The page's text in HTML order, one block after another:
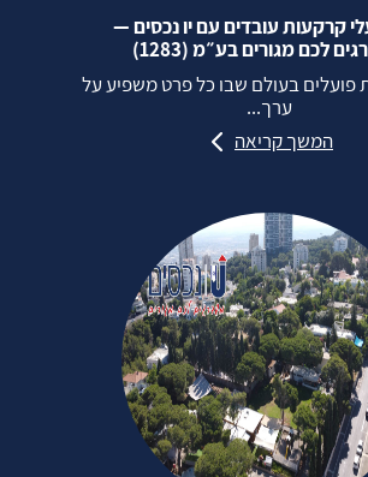
קרקעות עובדים עם יו נכסים —
לכם מגורים בע״מ (1283)
פועלים בעולם שבו כל פרט משפיע על
ערך...
המשך קריאה